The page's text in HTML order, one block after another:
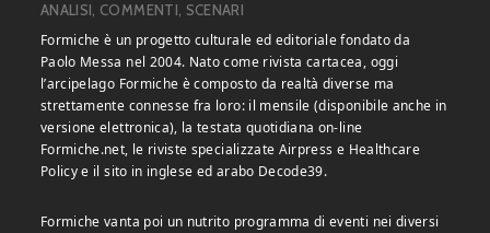
ANALISI, COMMENTI, SCENARI
Formiche è un progetto culturale ed editoriale fondato da
Paolo Messa nel 2004. Nato come rivista cartacea, oggi
l’arcipelago Formiche è composto da realtà diverse ma
strettamente connesse fra loro: il mensile (disponibile anche in
versione elettronica), la testata quotidiana on-line
Formiche.net, le riviste specializzate Airpress e Healthcare
Policy e il sito in inglese ed arabo Decode39.
Formiche vanta poi un nutrito programma di eventi nei diversi